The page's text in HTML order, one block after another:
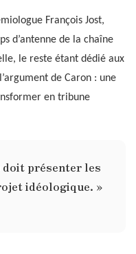
François Jost,
d’antenne de la chaîne
le reste étant dédié aux
de Caron : une
en tribune
doit présenter les
idéologique. »